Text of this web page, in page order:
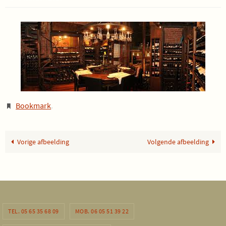
Bookmark.
Vorige afbeelding Volgende afbeelding
TEL. 05 65 35 68 09 MOB. 06 05 51 39 22